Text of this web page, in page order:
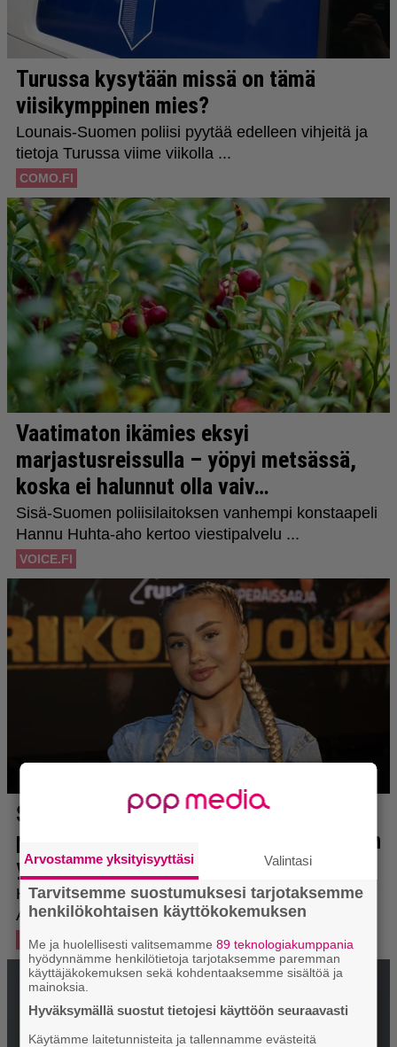
Arvostamme yksityisyyttäsi Valintasi
Tarvitsemme suostumuksesi tarjotaksemme
henkilökohtaisen käyttökokemuksen
Me ja huolellisesti valitsemamme89 teknologiakumppania
hyödynnämme henkilötietoja tarjotaksemme paremman
käyttäjäkokemuksen sekä kohdentaaksemme sisältöä ja
mainoksia.
Hyväksymällä suostut tietojesi käyttöön seuraavasti
Käytämme laitetunnisteita ja tallennamme evästeitä